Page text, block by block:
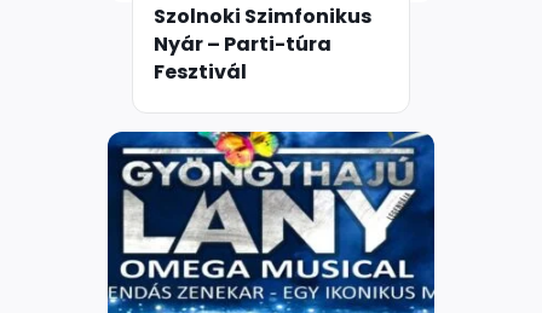
Szolnoki Szimfonikus
Nyár – Parti-túra
Fesztivál